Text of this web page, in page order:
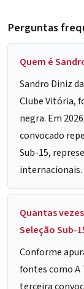
Perguntas
Quem é
Sandro Diniz
Clube Vitória,
negra. Em
convocado
Sub-15,
internacionais.
Quantas
Seleção Sub-
Conforme
fontes como A